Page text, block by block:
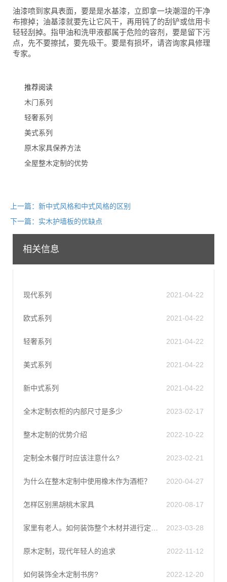
油漆喷到家具表面，要是是水基漆，立即拿一块潮湿的干净
布擦掉；油基漆就要先让它风干，再用钝了的刮铲或信用卡
轻轻刮掉。指甲油和洗甲液都属于危险的容剂，要是留下污
点，先不要擦拭，要先吸干。要是有损坏，请咨询家具修理
专家。
推荐阅读
木门系列
轻奢系列
美式系列
原木家具保养方法
全屋整木定制的优势
上一篇：新中式风格和中式风格的区别
下一篇：实木护墙板的优缺点
相关信息
现代系列 2021-04-22
欧式系列 2021-04-22
轻奢系列 2021-04-22
美式系列 2021-04-22
新中式系列 2021-04-22
全木定制衣柜的内部尺寸是多少 2023-02-17
整木定制的优势介绍 2022-10-22
定制全木餐厅时应该注意什么? 2023-02-21
为什么在整木定制中使用橡木作为酒柜？ 2020-04-27
怎样区别黑胡桃木家具 2020-08-17
2023-03-28
原木定制，现代年轻人的追求 2022-11-12
如何装饰全木定制书房? 2022-12-20